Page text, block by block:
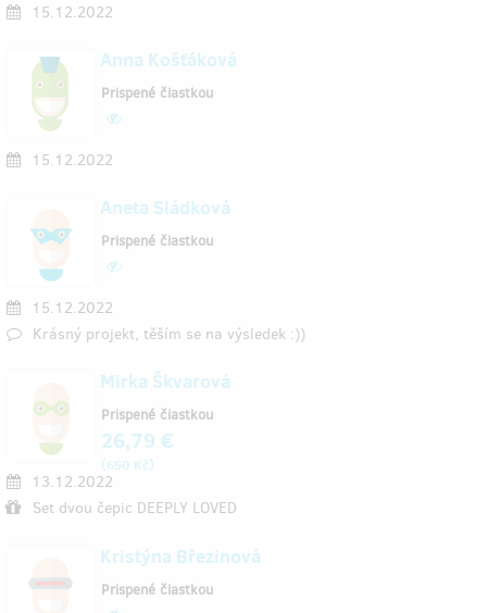
15.12.2022
Anna Košťáková
15.12.2022
Prispené čiastkou
Aneta Sládková
15.12.2022
Krásný projekt, těším se na výsledek :))
Prispené čiastkou
Mirka Škvarová
13.12.2022
Set dvou čepic DEEPLY LOVED
Prispené čiastkou
26,79 €
(650 Kč)
Kristýna Březinová
Prispené čiastkou